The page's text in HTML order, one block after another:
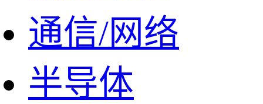
通信/网络
半导体